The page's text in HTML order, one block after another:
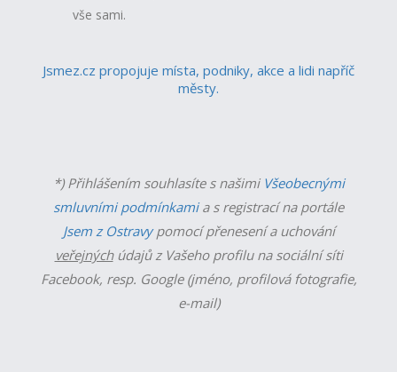
vše sami.
Jsmez.cz propojuje místa, podniky, akce a lidi napříč
městy.
*) Přihlášením souhlasíte s našimi Všeobecnými
smluvními podmínkamia s registrací na portále
Jsem z Ostravypomocí přenesení a uchování
veřejnýchúdajů z Vašeho profilu na sociální síti
Facebook, resp. Google (jméno, profilová fotografie,
e-mail)